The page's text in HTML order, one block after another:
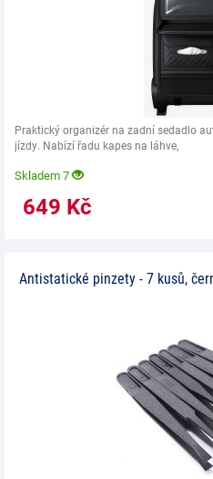
Praktický organizér na zadní sedadlo
jízdy. Nabízí řadu kapes na láhve,
Skladem 7
649 Kč
Antistatické pinzety - 7 kusů,